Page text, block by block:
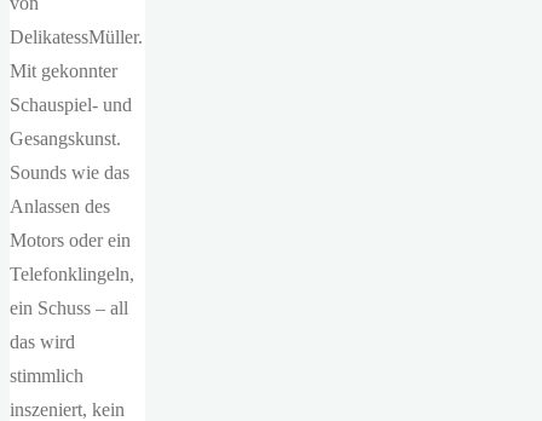
DelikatessMüller.
Mit gekonnter
Schauspiel- und
Gesangskunst.
Sounds wie das
Anlassen des
Motors oder ein
Telefonklingeln,
ein Schuss – all
das wird
stimmlich
inszeniert, kein